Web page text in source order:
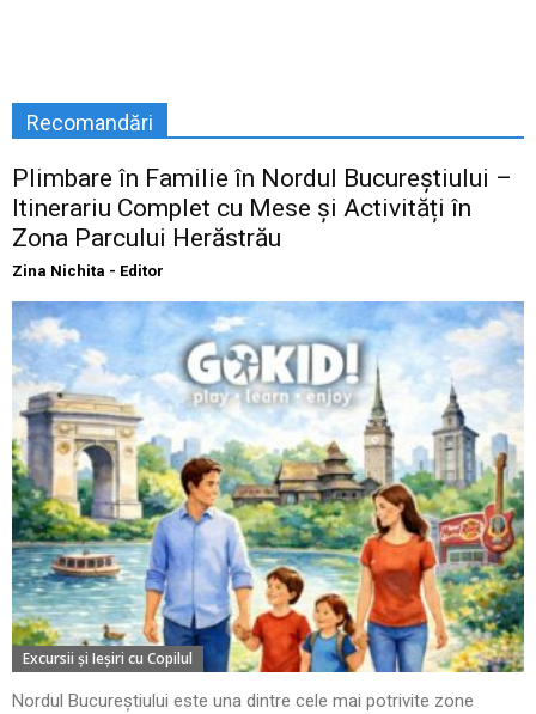
Recomandări
Plimbare în Familie în Nordul Bucureștiului –
Itinerariu Complet cu Mese și Activități în
Zona Parcului Herăstrău
Zina Nichita - Editor
Excursii şi Ieşiri cu Copilul
Nordul Bucureștiului este una dintre cele mai potrivite zone